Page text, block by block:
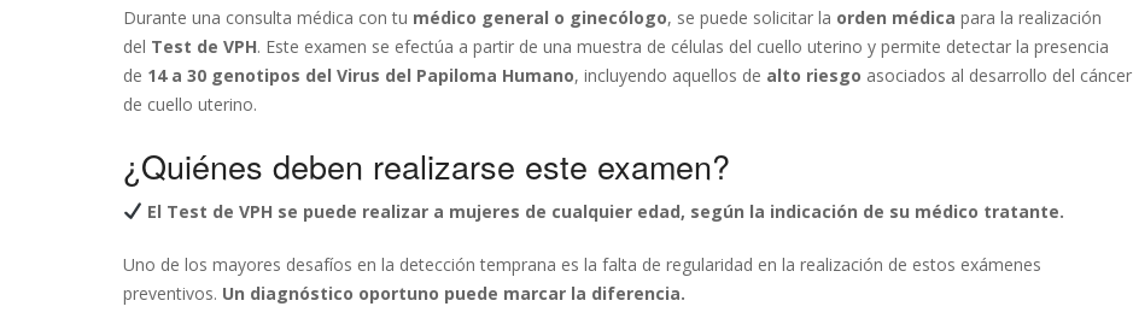
Durante una consulta médica con tu médico general o ginecólogo, se puede solicitar la orden médica para la realización
del Test de VPH. Este examen se efectúa a partir de una muestra de células del cuello uterino y permite detectar la presencia
de 14 a 30 genotipos del Virus del Papiloma Humano, incluyendo aquellos de alto riesgo asociados al desarrollo del cáncer
de cuello uterino.
¿Quiénes deben realizarse este examen?
El Test de VPH se puede realizar a mujeres de cualquier edad, según la indicación de su médico tratante.
Uno de los mayores desafíos en la detección temprana es la falta de regularidad en la realización de estos exámenes
preventivos. Un diagnóstico oportuno puede marcar la diferencia.